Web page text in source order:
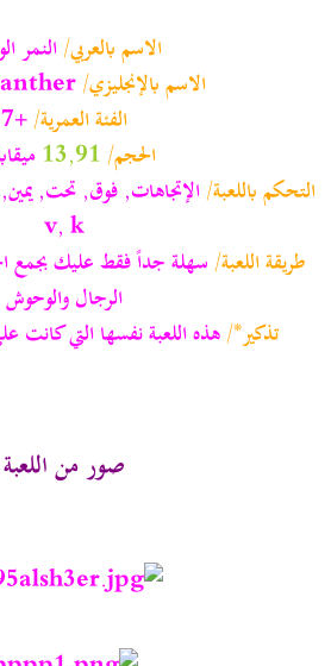
الاسم بالعربي/النمر
الاسم بالإنجليزي/Pink Panther
الفئة العمرية/+7
الحجم/13,91
التحكم باللعبة/
v, k
طريقة اللعبة/سهلة جداً فقط عليك بجمع
الرجال والوحوش
تذكير*/هذه اللعبة نفسها التي كانت
صور من اللعبة